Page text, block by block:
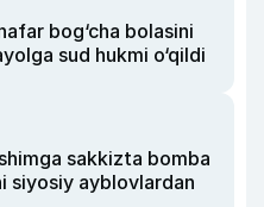
bog‘cha bolasini
sud hukmi o‘qildi
sakkizta bomba
siyosiy ayblovlardan